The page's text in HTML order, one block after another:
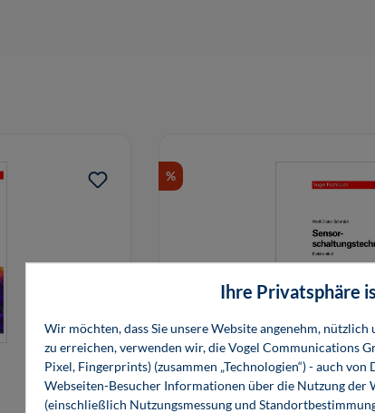
%
Elektronik 8:
(E-Book)
Ihre Privatsphäre
Wir möchten, dass Sie unsere Website angenehm,
zu erreichen, verwenden wir, die Vogel Communications
Pixel, Fingerprints) (zusammen „Technologien“) - auch
Webseiten-Besucher Informationen über die Nutzung der
(einschließlich Nutzungsmessung und